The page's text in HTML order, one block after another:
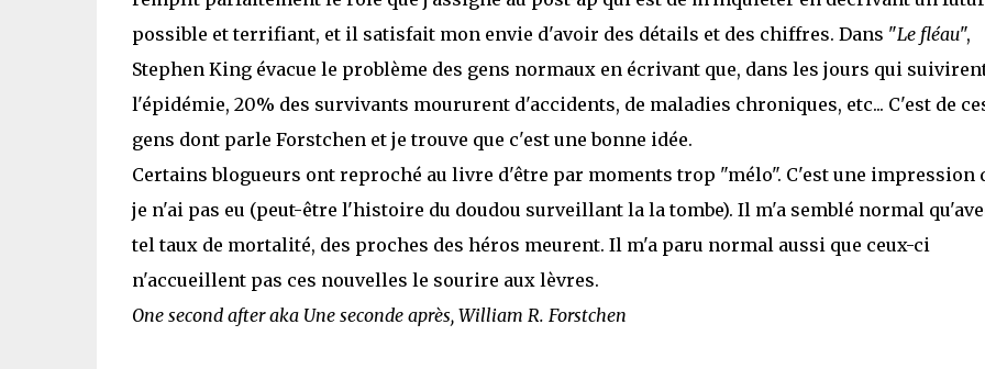
possible et terrifiant, et il satisfait mon envie d'avoir des détails et des chiffres. Dans "Le fléau",
Stephen King évacue le problème des gens normaux en écrivant que, dans les jours qui
l'épidémie, 20% des survivants moururent d'accidents, de maladies chroniques, etc... C'est de
gens dont parle Forstchen et je trouve que c'est une bonne idée.
Certains blogueurs ont reproché au livre d'être par moments trop "mélo". C'est une impression
je n'ai pas eu (peut-être l'histoire du doudou surveillant la la tombe). Il m'a semblé normal
tel taux de mortalité, des proches des héros meurent. Il m'a paru normal aussi que ceux-ci
n'accueillent pas ces nouvelles le sourire aux lèvres.
One second after aka Une seconde après, William R. Forstchen